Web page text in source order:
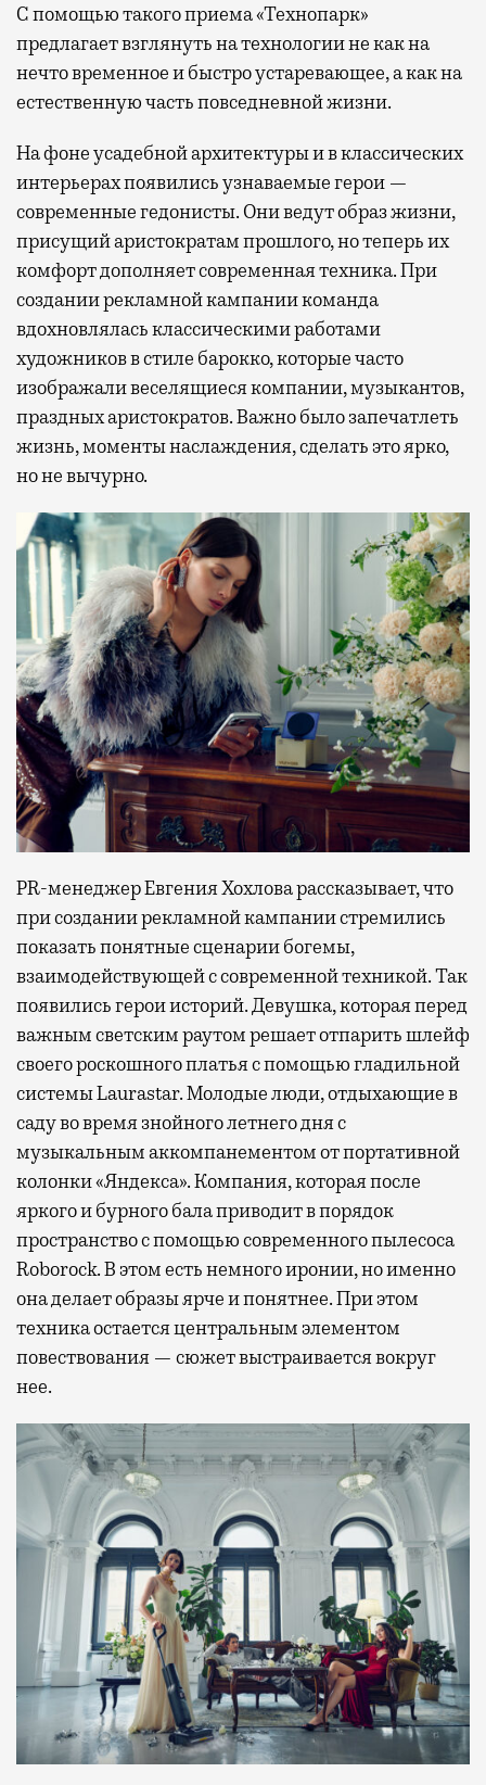
С помощью такого приема «Технопарк»
предлагает взглянуть на технологии не как на
нечто временное и быстро устаревающее, а как на
естественную часть повседневной жизни.
На фоне усадебной архитектуры и в классических
интерьерах появились узнаваемые герои —
современные гедонисты. Они ведут образ жизни,
присущий аристократам прошлого, но теперь их
комфорт дополняет современная техника. При
создании рекламной кампании команда
вдохновлялась классическими работами
художников в стиле барокко, которые часто
изображали веселящиеся компании, музыкантов,
праздных аристократов. Важно было запечатлеть
жизнь, моменты наслаждения, сделать это ярко,
но не вычурно.
PR-менеджер Евгения Хохлова рассказывает, что
при создании рекламной кампании стремились
показать понятные сценарии богемы,
взаимодействующей с современной техникой. Так
появились герои историй. Девушка, которая перед
важным светским раутом решает отпарить шлейф
своего роскошного платья с помощью гладильной
системы Laurastar. Молодые люди, отдыхающие в
саду во время знойного летнего дня с
музыкальным аккомпанементом от портативной
колонки «Яндекса». Компания, которая после
яркого и бурного бала приводит в порядок
пространство с помощью современного пылесоса
Roborock. В этом есть немного иронии, но именно
она делает образы ярче и понятнее. При этом
техника остается центральным элементом
повествования — сюжет выстраивается вокруг
нее.